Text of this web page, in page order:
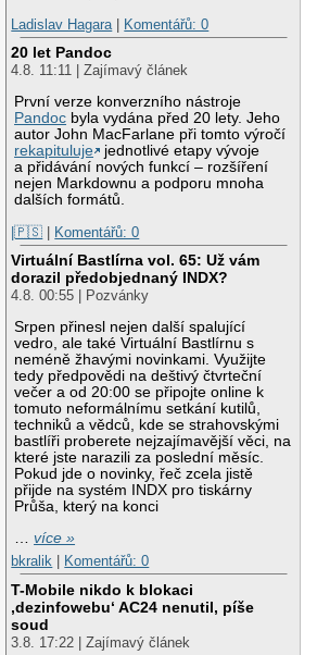
Ladislav Hagara | Komentářů: 0
20 let Pandoc
4.8. 11:11 | Zajímavý článek
První verze konverzního nástroje
Pandoc byla vydána před 20 lety. Jeho
autor John MacFarlane při tomto výročí
rekapituluje
jednotlivé etapy vývoje
a přidávání nových funkcí – rozšíření
nejen Markdownu a podporu mnoha
dalších formátů.
|🇵🇸 | Komentářů: 0
Virtuální Bastlírna vol. 65: Už vám
dorazil předobjednaný INDX?
4.8. 00:55 | Pozvánky
Srpen přinesl nejen další spalující
vedro, ale také Virtuální Bastlírnu s
neméně žhavými novinkami. Využijte
tedy předpovědi na deštivý čtvrteční
večer a od 20:00 se připojte online k
tomuto neformálnímu setkání kutilů,
techniků a vědců, kde se strahovskými
bastlíři proberete nejzajímavější věci, na
které jste narazili za poslední měsíc.
Pokud jde o novinky, řeč zcela jistě
přijde na systém INDX pro tiskárny
Průša, který na konci
…více »
bkralik
Komentářů: 0
T-Mobile nikdo k blokaci
‚dezinfowebu‘ AC24 nenutil, píše
soud
3.8. 17:22 | Zajímavý článek